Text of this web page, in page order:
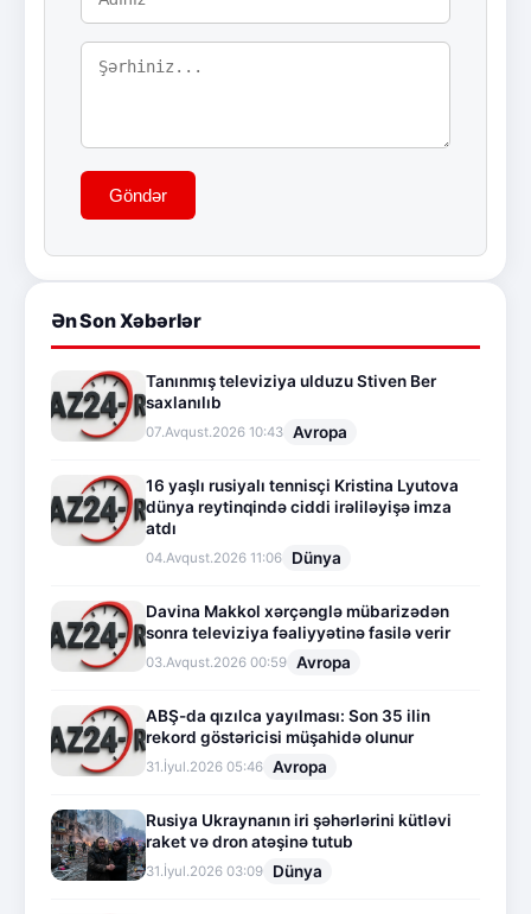
Göndər
Ən Son Xəbərlər
Tanınmış televiziya ulduzu Stiven Ber
saxlanılıb
07.Avqust.2026 10:43 Avropa
16 yaşlı rusiyalı tennisçi Kristina Lyutova
dünya reytinqində ciddi irəliləyişə imza
atdı
04.Avqust.2026 11:06 Dünya
Davina Makkol xərçənglə mübarizədən
sonra televiziya fəaliyyətinə fasilə verir
03.Avqust.2026 00:59 Avropa
ABŞ-da qızılca yayılması: Son 35 ilin
rekord göstəricisi müşahidə olunur
31.İyul.2026 05:46 Avropa
Rusiya Ukraynanın iri şəhərlərini kütləvi
raket və dron atəşinə tutub
31.İyul.2026 03:09 Dünya